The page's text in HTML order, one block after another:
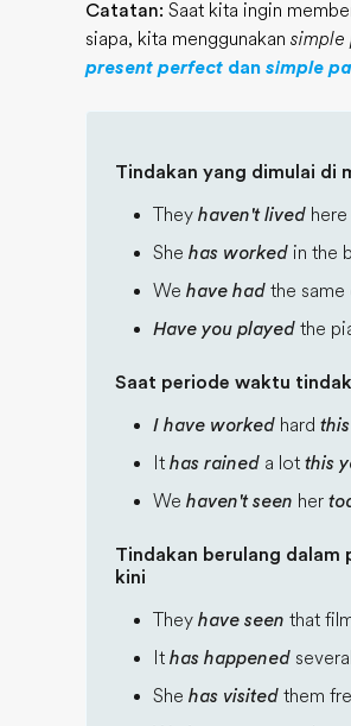
Catatan: Saat kita ingin
siapa, kita menggunakan simple
present perfect dan simple
Tindakan yang dimulai di
They haven't lived
She has worked in the
We have had the same
Have you played the
Saat periode waktu
I have worked hard
It has rained a lot this
We haven't seen her
Tindakan berulang
kini
They have seen that
It has happened
She has visited them